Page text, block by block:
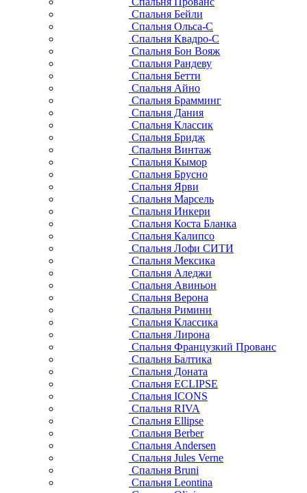
Спальня Бейли
Спальня Ольса-С
Спальня Квадро-С
Спальня Бон Вояж
Спальня Рандеву
Спальня Бетти
Спальня Айно
Спальня Брамминг
Спальня Дания
Спальня Классик
Спальня Бридж
Спальня Винтаж
Спальня Кымор
Спальня Брусно
Спальня Ярви
Спальня Марсель
Спальня Инкери
Спальня Коста Бланка
Спальня Калипсо
Спальня Лофи СИТИ
Спальня Мексика
Спальня Аледжи
Спальня Авиньон
Спальня Верона
Спальня Римини
Спальня Классика
Спальня Лирона
Спальня Французкий Прованс
Спальня Балтика
Спальня Доната
Спальня ECLIPSE
Спальня ICONS
Спальня RIVA
Спальня Ellipse
Спальня Berber
Спальня Andersen
Спальня Jules Verne
Спальня Bruni
Спальня Leontina